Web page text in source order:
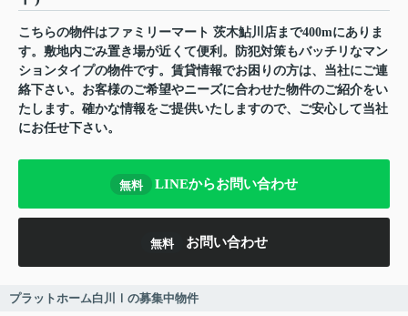
こちらの物件はファミリーマート 茨木鮎川店まで400mにありま
す。敷地内ごみ置き場が近くて便利。防犯対策もバッチリなマン
ションタイプの物件です。賃貸情報でお困りの方は、当社にご連
絡下さい。お客様のご希望やニーズに合わせた物件のご紹介をい
たします。確かな情報をご提供いたしますので、ご安心して当社
にお任せ下さい。
無料 LINEからお問い合わせ
無料 お問い合わせ
プラットホーム白川Ⅰの募集中物件